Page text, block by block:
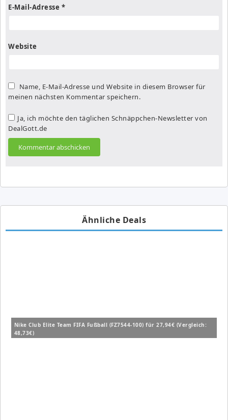
E-Mail-Adresse *
Website
Name, E-Mail-Adresse und Website in diesem Browser für
meinen nächsten Kommentar speichern.
Ja, ich möchte den täglichen Schnäppchen-Newsletter von
DealGott.de
Ähnliche Deals
Nike Club Elite Team FIFA Fußball (FZ7544-100) für 27,94€ (Vergleich:
48,73€)